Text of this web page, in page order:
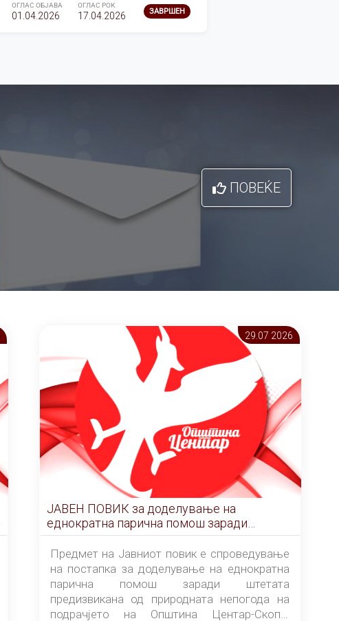
ОГЛАС ОБЈАВА
01.04.2026
ОГЛАС РОК
17.04.2026 ЗАВРШЕН
ПОВЕЌЕ
29.07 2026
ЈАВЕН ПОВИК за доделување на
еднократна парична помош заради
штетата предизвикана од природната
непогода на подрачјето на Општина
Центар-Скопје случена на ден 21.07.2026
година
Предмет на Јавниот повик е спроведување
на постапка за доделување на еднократна
парична помош заради штетата
предизвикана од природната непогода на
подрачјето на Општина Центар-Скопје